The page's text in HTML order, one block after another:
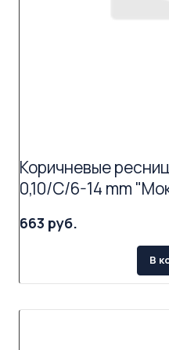
Коричневые
0,10/C/6-14 mm
663 руб.
В